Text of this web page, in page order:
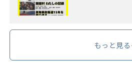
もっと見る